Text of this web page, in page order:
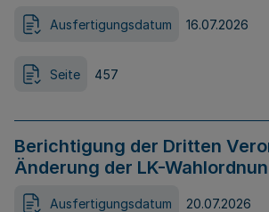
Ausfertigungsdatum 16.07.2026
Seite 457
Berichtigung der Dritten
Änderung der LK-
Ausfertigungsdatum 20.07.2026